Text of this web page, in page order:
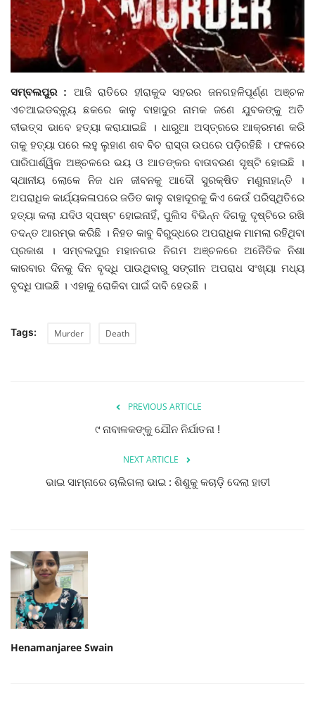
ଦେଶ ବିଦେଶ
ପ୍ରଶାସନ ଖବର
ଜିଲ୍ଲା
ଆପଣଙ୍କ କଲମରୁ
ମହାନଗର
ଅପରାଧ
ଖେଳ ଖବର
ବିଶେଷ
ସମ୍ବଲପୁର : ଆଜି ରାତିରେ ହୀରାକୁଦ ସହରର ଜନଗହଳିପୂର୍ଣ୍ଣ ଅଞ୍ଚଳ
ଏଚଆଇଡବ୍ଳ୍ୟୁ ଛକରେ କାଳୁ ବାହାଦୁର ନାମକ ଜଣେ ଯୁବକଙ୍କୁ ଅତି
ବୀଭତ୍ସ ଭାବେ ହତ୍ୟା କରାଯାଇଛି । ଧାରୁଆ ଅସ୍ତ୍ରରେ ଆକ୍ରମଣ କରି
ତାକୁ ହତ୍ୟା ପରେ ଲହୁ ଲୁହାଣ ଶବ ବିଚ ରାସ୍ତା ଉପରେ ପଡ଼ିରହିଛି । ଫଳରେ
ପାରିପାର୍ଶ୍ୱିକ ଅଞ୍ଚଳରେ ଭୟ ଓ ଆତଙ୍କର ବାତାବରଣ ସୃଷ୍ଟି ହୋଇଛି ।
ସ୍ଥାନୀୟ ଲୋକେ ନିଜ ଧନ ଜୀବନକୁ ଆଦୌ ସୁରକ୍ଷିତ ମଣୁନାହାନ୍ତି ।
ଅପରାଧିକ କାର୍ଯ୍ୟକଳାପରେ ଜଡିତ କାଳୁ ବାହାଦୂରକୁ କିଏ କେଉଁ ପରିସ୍ଥିତିରେ
ହତ୍ୟା କଲା ଯଦିଓ ସ୍ପଷ୍ଟ ହୋଇନାହିଁ, ପୁଲିସ ବିଭିନ୍ନ ଦିଗକୁ ଦୃଷ୍ଟିରେ ରଖି
ତଦନ୍ତ ଆରମ୍ଭ କରିଛି । ନିହତ କାବୁ ବିରୁଦ୍ଧରେ ଅପରାଧିକ ମାମଲା ରହିଥିବା
ପ୍ରକାଶ । ସମ୍ବଲପୁର ମହାନଗର ନିଗମ ଅଞ୍ଚଳରେ ଅନୈତିକ ନିଶା
କାରବାର ଦିନକୁ ଦିନ ବୃଦ୍ଧି ପାଉଥିବାରୁ ସଙ୍ଗୀନ ଅପରାଧ ସଂଖ୍ୟା ମଧ୍ୟ
ବୃଦ୍ଧି ପାଇଛି । ଏହାକୁ ରୋକିବା ପାଇଁ ଦାବି ହେଉଛି ।
Tags: Murder Death
PREVIOUS ARTICLE
୯ ନାବାଳକଙ୍କୁ ଯୌନ ନିର୍ଯାତନା !
NEXT ARTICLE
ଭାଇ ସାମ୍ନାରେ ଚାଲିଗଲା ଭାଇ : ଶିଶୁକୁ କଚାଡ଼ି ଦେଲା ହାତୀ
Henamanjaree Swain